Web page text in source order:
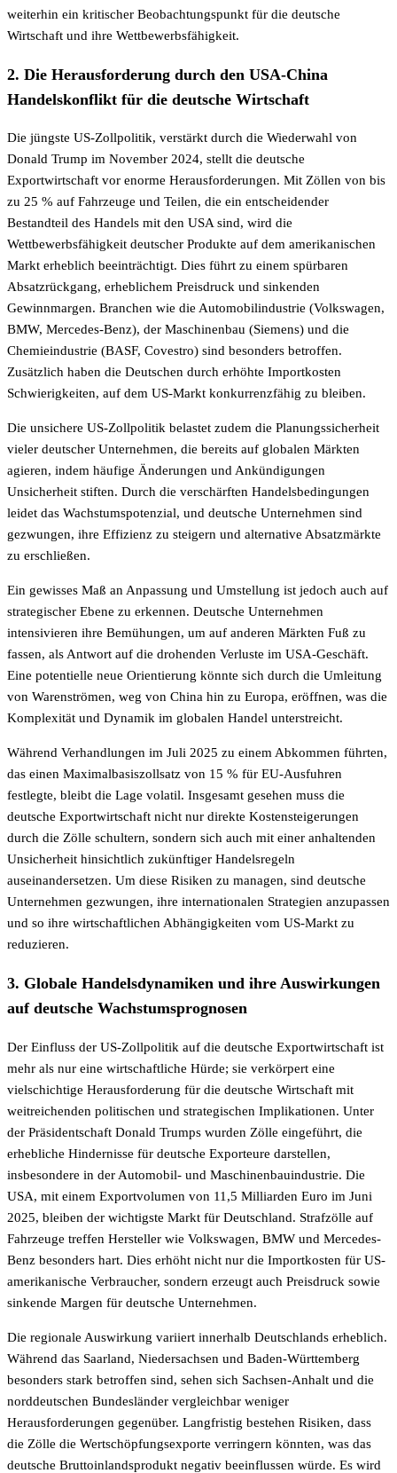
weiterhin ein kritischer Beobachtungspunkt für die deutsche
Wirtschaft und ihre Wettbewerbsfähigkeit.
2. Die Herausforderung durch den USA-China
Handelskonflikt für die deutsche Wirtschaft
Die jüngste US-Zollpolitik, verstärkt durch die Wiederwahl von
Donald Trump im November 2024, stellt die deutsche
Exportwirtschaft vor enorme Herausforderungen. Mit Zöllen von bis
zu 25 % auf Fahrzeuge und Teilen, die ein entscheidender
Bestandteil des Handels mit den USA sind, wird die
Wettbewerbsfähigkeit deutscher Produkte auf dem amerikanischen
Markt erheblich beeinträchtigt. Dies führt zu einem spürbaren
Absatzrückgang, erheblichem Preisdruck und sinkenden
Gewinnmargen. Branchen wie die Automobilindustrie (Volkswagen,
BMW, Mercedes-Benz), der Maschinenbau (Siemens) und die
Chemieindustrie (BASF, Covestro) sind besonders betroffen.
Zusätzlich haben die Deutschen durch erhöhte Importkosten
Schwierigkeiten, auf dem US-Markt konkurrenzfähig zu bleiben.
Die unsichere US-Zollpolitik belastet zudem die Planungssicherheit
vieler deutscher Unternehmen, die bereits auf globalen Märkten
agieren, indem häufige Änderungen und Ankündigungen
Unsicherheit stiften. Durch die verschärften Handelsbedingungen
leidet das Wachstumspotenzial, und deutsche Unternehmen sind
gezwungen, ihre Effizienz zu steigern und alternative Absatzmärkte
zu erschließen.
Ein gewisses Maß an Anpassung und Umstellung ist jedoch auch auf
strategischer Ebene zu erkennen. Deutsche Unternehmen
intensivieren ihre Bemühungen, um auf anderen Märkten Fuß zu
fassen, als Antwort auf die drohenden Verluste im USA-Geschäft.
Eine potentielle neue Orientierung könnte sich durch die Umleitung
von Warenströmen, weg von China hin zu Europa, eröffnen, was die
Komplexität und Dynamik im globalen Handel unterstreicht.
Während Verhandlungen im Juli 2025 zu einem Abkommen führten,
das einen Maximalbasiszollsatz von 15 % für EU-Ausfuhren
festlegte, bleibt die Lage volatil. Insgesamt gesehen muss die
deutsche Exportwirtschaft nicht nur direkte Kostensteigerungen
durch die Zölle schultern, sondern sich auch mit einer anhaltenden
Unsicherheit hinsichtlich zukünftiger Handelsregeln
auseinandersetzen. Um diese Risiken zu managen, sind deutsche
Unternehmen gezwungen, ihre internationalen Strategien anzupassen
und so ihre wirtschaftlichen Abhängigkeiten vom US-Markt zu
reduzieren.
3. Globale Handelsdynamiken und ihre Auswirkungen
auf deutsche Wachstumsprognosen
Der Einfluss der US-Zollpolitik auf die deutsche Exportwirtschaft ist
mehr als nur eine wirtschaftliche Hürde; sie verkörpert eine
vielschichtige Herausforderung für die deutsche Wirtschaft mit
weitreichenden politischen und strategischen Implikationen. Unter
der Präsidentschaft Donald Trumps wurden Zölle eingeführt, die
erhebliche Hindernisse für deutsche Exporteure darstellen,
insbesondere in der Automobil- und Maschinenbauindustrie. Die
USA, mit einem Exportvolumen von 11,5 Milliarden Euro im Juni
2025, bleiben der wichtigste Markt für Deutschland. Strafzölle auf
Fahrzeuge treffen Hersteller wie Volkswagen, BMW und Mercedes-
Benz besonders hart. Dies erhöht nicht nur die Importkosten für US-
amerikanische Verbraucher, sondern erzeugt auch Preisdruck sowie
sinkende Margen für deutsche Unternehmen.
Die regionale Auswirkung variiert innerhalb Deutschlands erheblich.
Während das Saarland, Niedersachsen und Baden-Württemberg
besonders stark betroffen sind, sehen sich Sachsen-Anhalt und die
norddeutschen Bundesländer vergleichbar weniger
Herausforderungen gegenüber. Langfristig bestehen Risiken, dass
die Zölle die Wertschöpfungsexporte verringern könnten, was das
deutsche Bruttoinlandsprodukt negativ beeinflussen würde. Es wird